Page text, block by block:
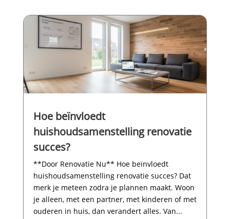
Hoe beïnvloedt
huishoudsamenstelling renovatie
succes?
**Door Renovatie Nu** Hoe beïnvloedt
huishoudsamenstelling renovatie succes? Dat
merk je meteen zodra je plannen maakt.​ Woon
je alleen, met een partner, met kinderen of met
ouderen in huis, dan verandert alles.​ Van...